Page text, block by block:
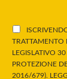
TRATTAMENTO
LEGISLATIVO
PROTEZIONE
2016/679).